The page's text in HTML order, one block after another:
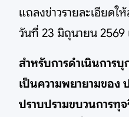
แถลงข่าวรายละเอียดใ
วันที่ 23 มิถุนายน 2569
สำหรับการดำเนินการ
เป็นความพยายามของ
ปราบปรามขบวนการทุ